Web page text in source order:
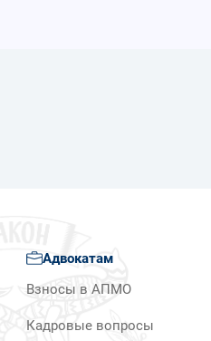
Адвокатам
Взносы в АПМО
Кадровые вопросы